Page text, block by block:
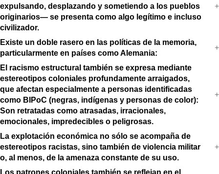
expulsando, desplazando y sometiendo a los pueblos
originarios— se presenta como algo legítimo e incluso
civilizador.
Existe un doble rasero en las políticas de la memoria,
particularmente en países como Alemania:
El racismo estructural también se expresa mediante
estereotipos coloniales profundamente arraigados,
que afectan especialmente a personas identificadas
como BIPoC (negras, indígenas y personas de color):
Son retratadas como atrasadas, irracionales,
emocionales, impredecibles o peligrosas.
La explotación económica no sólo se acompaña de
estereotipos racistas, sino también de violencia militar
o, al menos, de la amenaza constante de su uso.
Los patrones coloniales también se reflejan en el